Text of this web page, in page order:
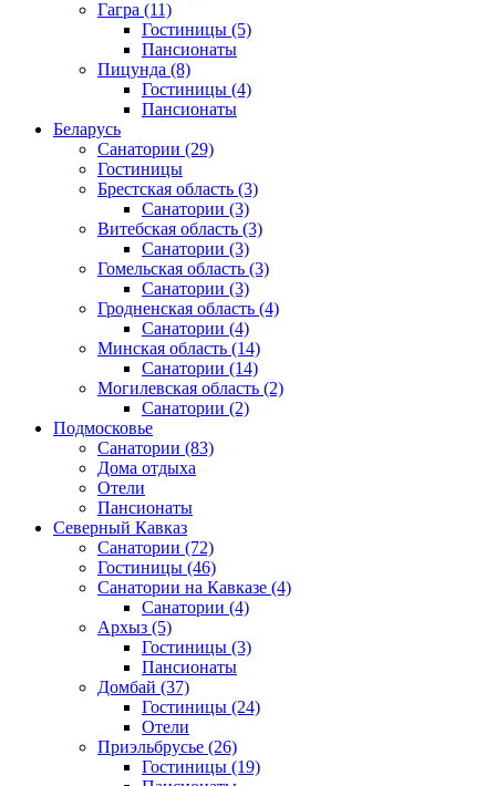
Гагра (11)
Гостиницы (5)
Пансионаты
Пицунда (8)
Гостиницы (4)
Пансионаты
Беларусь
Санатории (29)
Гостиницы
Брестская область (3)
Санатории (3)
Витебская область (3)
Санатории (3)
Гомельская область (3)
Санатории (3)
Гродненская область (4)
Санатории (4)
Минская область (14)
Санатории (14)
Могилевская область (2)
Санатории (2)
Подмосковье
Санатории (83)
Дома отдыха
Отели
Пансионаты
Северный Кавказ
Санатории (72)
Гостиницы (46)
Санатории на Кавказе (4)
Санатории (4)
Архыз (5)
Гостиницы (3)
Пансионаты
Домбай (37)
Гостиницы (24)
Отели
Приэльбрусье (26)
Гостиницы (19)